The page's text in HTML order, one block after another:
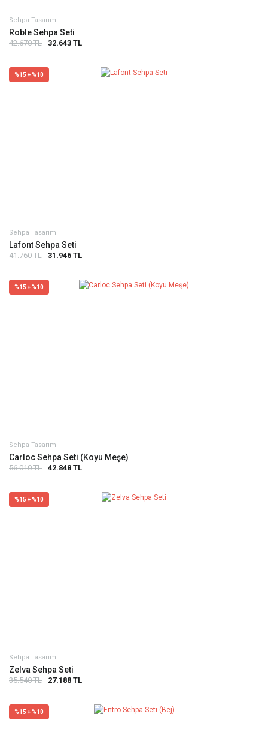
Sehpa Tasarımı
Roble Sehpa Seti
42.670 TL 32.643 TL
%15 + %10
Sehpa Tasarımı
Lafont Sehpa Seti
41.760 TL 31.946 TL
%15 + %10
Sehpa Tasarımı
Carloc Sehpa Seti (Koyu Meşe)
56.010 TL 42.848 TL
%15 + %10
Sehpa Tasarımı
Zelva Sehpa Seti
35.540 TL 27.188 TL
%15 + %10